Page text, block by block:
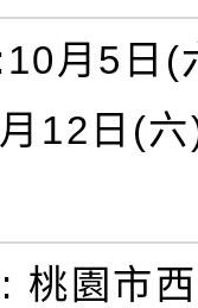
月5日(
12日(
桃園市